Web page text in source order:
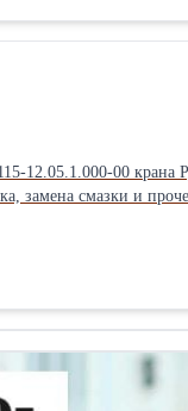
12.05.1.000-00 крана
и прочее). Цена
есть модели с 6 катками на каждой